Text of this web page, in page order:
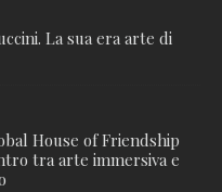
La sua era arte di
House of Friendship
tra arte immersiva e